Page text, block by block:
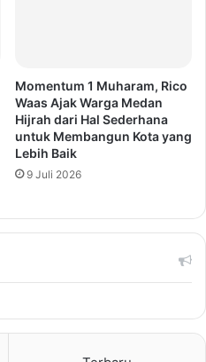
Momentum 1 Muharam, Rico
Waas Ajak Warga Medan
Hijrah dari Hal Sederhana
untuk Membangun Kota yang
Lebih Baik
9 Juli 2026